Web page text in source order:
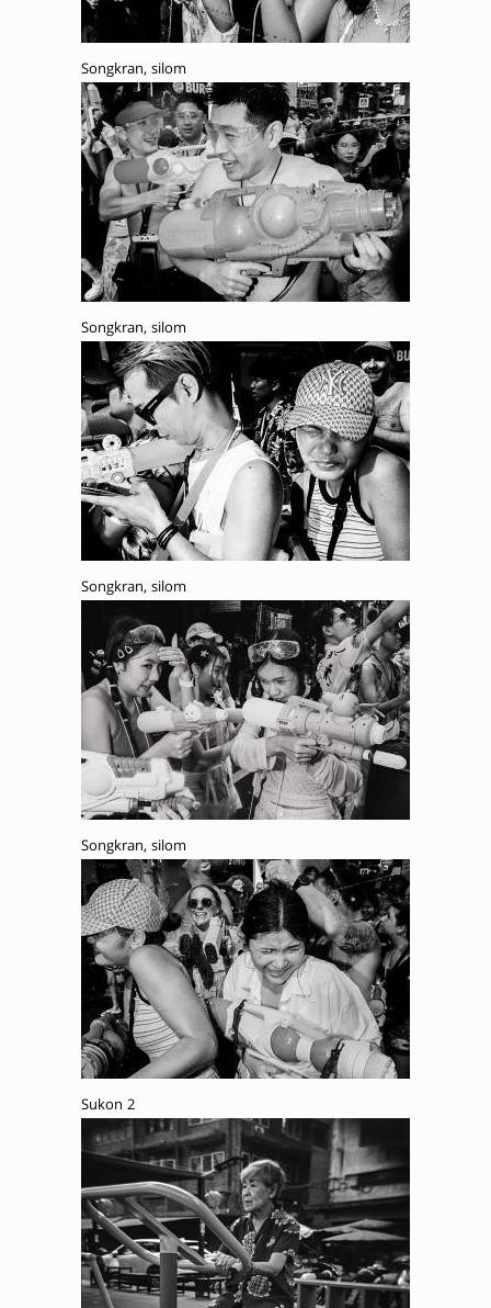
Songkran, silom
Songkran, silom
Songkran, silom
Songkran, silom
Sukon 2